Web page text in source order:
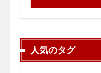
人気のタグ